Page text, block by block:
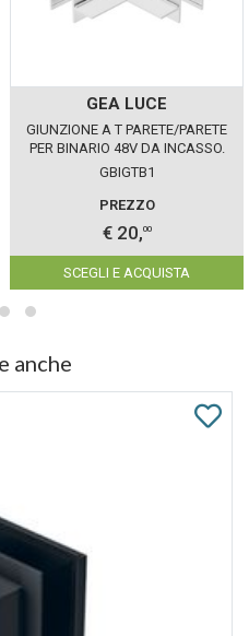
GEA LUCE
GIUNZIONE A T PARETE/PARETE
PER BINARIO 48V DA INCASSO.
BIANCO GEALUCE
GBIGTB1
PREZZO
€ 20,00
SCEGLI E ACQUISTA
anche